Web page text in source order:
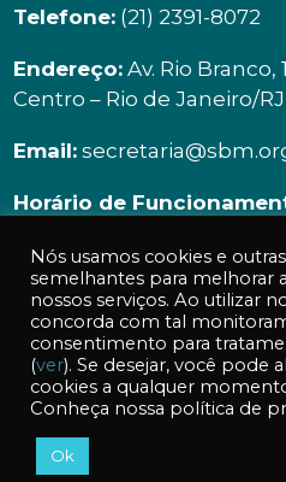
Telefone: (21) 2391-8072
Endereço: Av. Rio Branco,
Centro – Rio de Janeiro/RJ
Email:
Horário de
Acessos a
© 2026 SBM - Sociedade
Nós usamos cookies e
semelhantes para melhorar
nossos serviços. Ao utilizar
concorda com tal
consentimento para
(ver). Se desejar, você pode
cookies a qualquer
Conheça nossa política de
Ok